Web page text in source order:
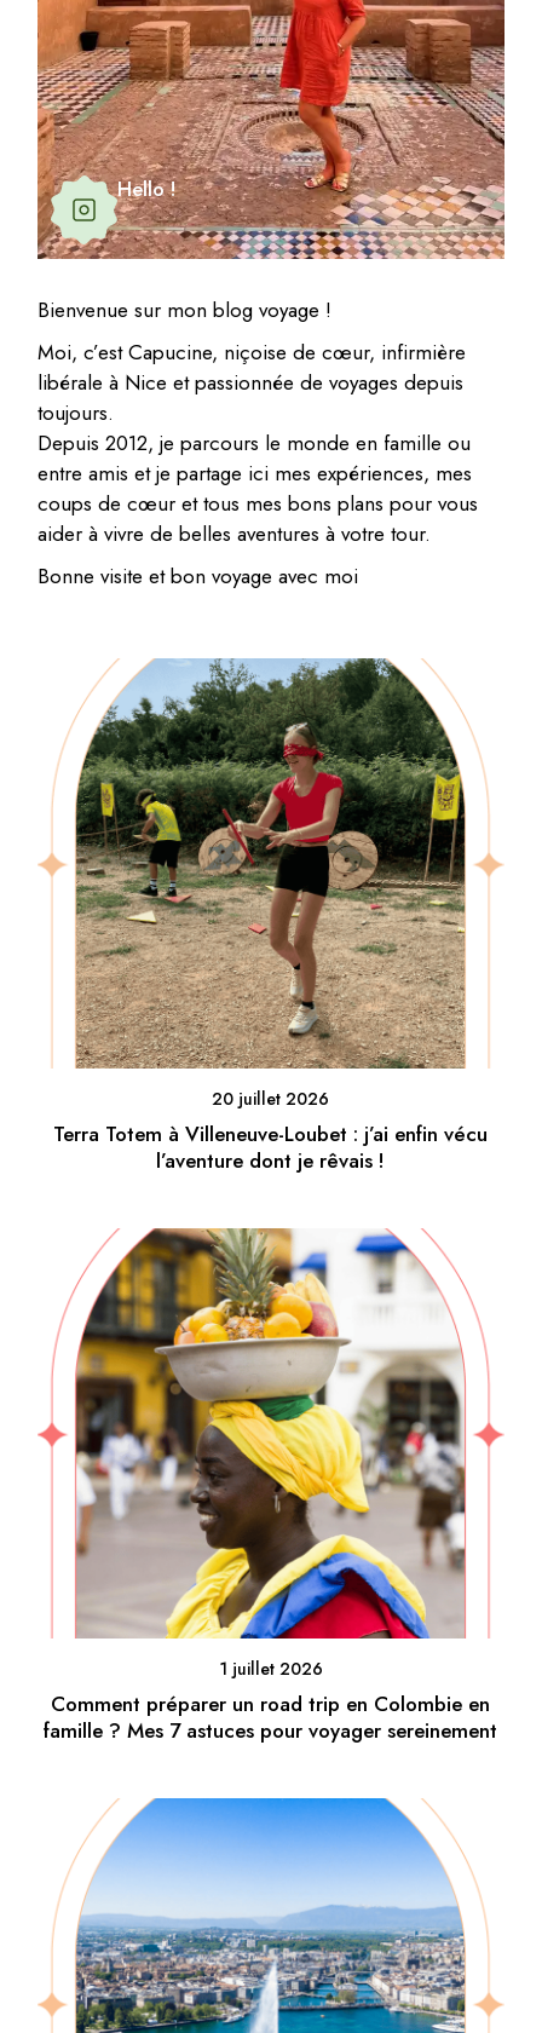
Hello !
Bienvenue sur mon blog voyage !
Moi, c’est Capucine, niçoise de cœur, infirmière
libérale à Nice et passionnée de voyages depuis
toujours.
Depuis 2012, je parcours le monde en famille ou
entre amis et je partage ici mes expériences, mes
coups de cœur et tous mes bons plans pour vous
aider à vivre de belles aventures à votre tour.
Bonne visite et bon voyage avec moi
20 juillet 2026
Terra Totem à Villeneuve-Loubet : j’ai enfin vécu
l’aventure dont je rêvais !
1 juillet 2026
Comment préparer un road trip en Colombie en
famille ? Mes 7 astuces pour voyager sereinement